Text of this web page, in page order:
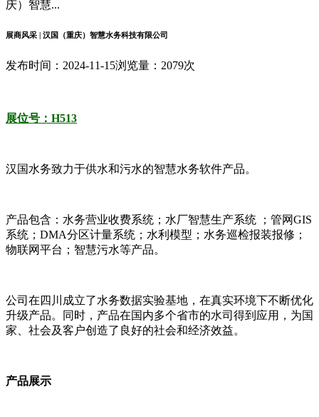
庆）智慧...
展商风采 | 汉国（重庆）智慧水务科技有限公司
发布时间：2024-11-15浏览量：2079次
展位号：H513
汉国水务致力于供水和污水的智慧水务软件产品。
产品包含：水务营业收费系统；水厂智慧生产系统 ；管网GIS
系统；DMA分区计量系统；水利模型；水务巡检报装报修；
物联网平台；智慧污水等产品。
公司在四川成立了水务数据实验基地，在真实环境下不断优化
升级产品。同时，产品在国内多个省市的水司得到应用，为国
家、社会及客户创造了良好的社会和经济效益。
产品展示